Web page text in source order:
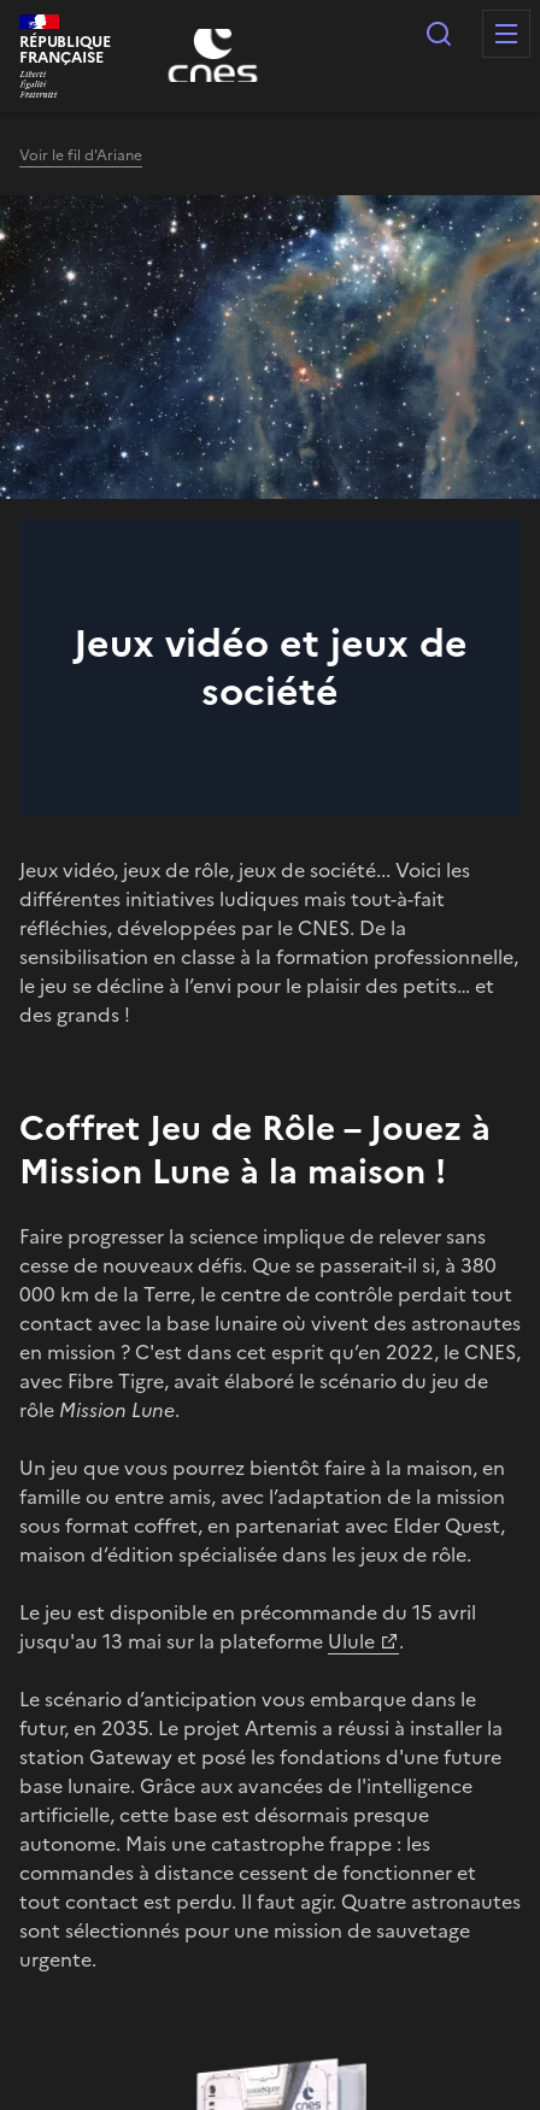
Panneau de gestion des cookies
RÉPUBLIQUE
FRANÇAISE
Voir le fil d'Ariane
Jeux vidéo et jeux de
société
Jeux vidéo, jeux de rôle, jeux de société... Voici les
différentes initiatives ludiques mais tout-à-fait
réfléchies, développées par le CNES. De la
sensibilisation en classe à la formation professionnelle,
le jeu se décline à l’envi pour le plaisir des petits… et
des grands !
Coffret Jeu de Rôle – Jouez à
Mission Lune à la maison !
Faire progresser la science implique de relever sans
cesse de nouveaux défis. Que se passerait-il si, à 380
000 km de la Terre, le centre de contrôle perdait tout
contact avec la base lunaire où vivent des astronautes
en mission ? C'est dans cet esprit qu’en 2022, le CNES,
avec Fibre Tigre, avait élaboré le scénario du jeu de
rôle Mission Lune.
Un jeu que vous pourrez bientôt faire à la maison, en
famille ou entre amis, avec l’adaptation de la mission
sous format coffret, en partenariat avec Elder Quest,
maison d’édition spécialisée dans les jeux de rôle.
Le jeu est disponible en précommande du 15 avril
jusqu'au 13 mai sur la plateforme Ulule
.
Le scénario d’anticipation vous embarque dans le
futur, en 2035. Le projet Artemis a réussi à installer la
station Gateway et posé les fondations d'une future
base lunaire. Grâce aux avancées de l'intelligence
artificielle, cette base est désormais presque
autonome. Mais une catastrophe frappe : les
commandes à distance cessent de fonctionner et
tout contact est perdu. Il faut agir. Quatre astronautes
sont sélectionnés pour une mission de sauvetage
urgente.